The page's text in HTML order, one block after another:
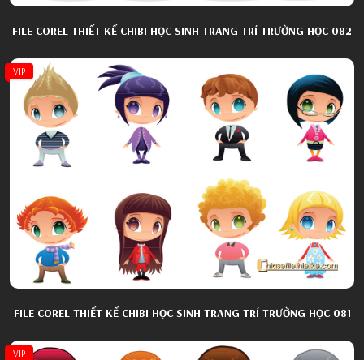
FILE COREL THIẾT KẾ CHIBI HỌC SINH TRANG TRÍ TRƯỜNG HỌC 082
VIP
FILE COREL THIẾT KẾ CHIBI HỌC SINH TRANG TRÍ TRƯỜNG HỌC 081
VIP